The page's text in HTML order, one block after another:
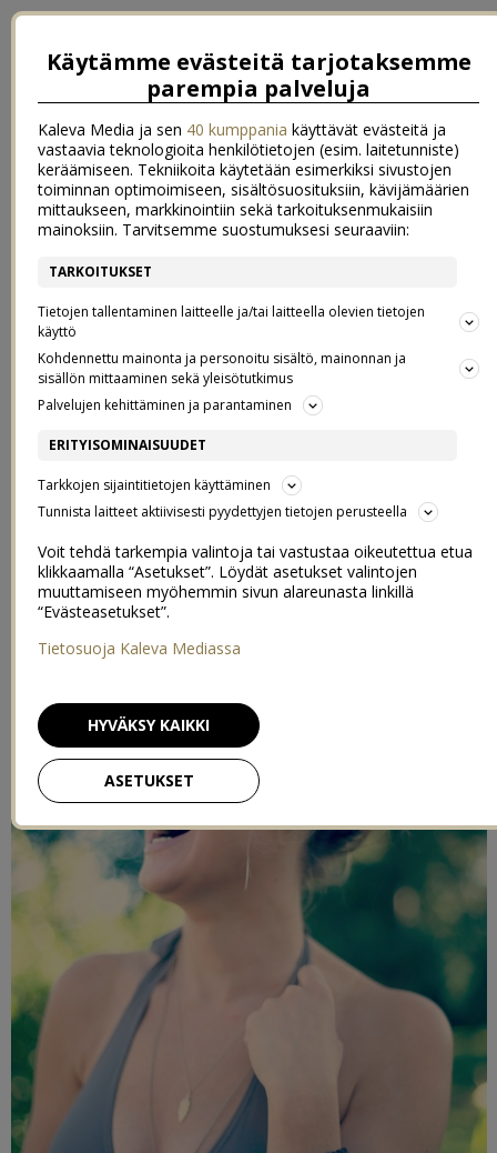
{ eiliseltä }
22.7.2014
Polttavan kuumaa, ja lamaannuttavan hikistä. Tätä on kunnon
Joskin mitään ihmeellistä ei sitten jaksakaan tehdä. Hengaillaan
ulkona, syödään epäterveellisesti ja ollaan vaan. Kylmää vettä
ravinnoksi. Voihan laiskuus!
Käytämme evästeitä tarjotaksemme
parempia palveluja
Kaleva Media ja sen 40 kumppania käyttävät evästeitä ja
vastaavia teknologioita henkilötietojen (esim. laitetunniste)
keräämiseen. Tekniikoita käytetään esimerkiksi sivustojen
toiminnan optimoimiseen, sisältösuosituksiin, kävijämäärien
mittaukseen, markkinointiin sekä tarkoituksenmukaisiin
mainoksiin. Tarvitsemme suostumuksesi seuraaviin:
TARKOITUKSET
Tietojen tallentaminen laitteelle ja/tai laitteella olevien tietojen
käyttö
Kohdennettu mainonta ja personoitu sisältö, mainonnan ja
sisällön mittaaminen sekä yleisötutkimus
Palvelujen kehittäminen ja parantaminen
ERITYISOMINAISUUDET
Tarkkojen sijaintitietojen käyttäminen
Tunnista laitteet aktiivisesti pyydettyjen tietojen perusteella
Voit tehdä tarkempia valintoja tai vastustaa oikeutettua etua
klikkaamalla “Asetukset”. Löydät asetukset valintojen
muuttamiseen myöhemmin sivun alareunasta linkillä
“Evästeasetukset”.
Tietosuoja Kaleva Mediassa
ASETUKSET
HYVÄKSY KAIKKI